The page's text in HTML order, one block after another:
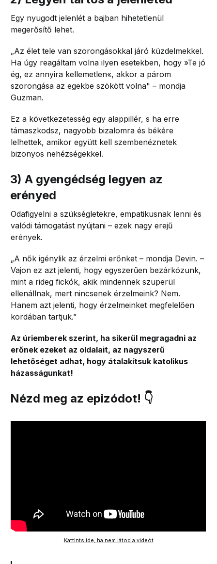
Egy nyugodt jelenlét a bajban hihetetlenül
megerősítő lehet.
„Az élet tele van szorongásokkal járó küzdelmekkel.
Ha úgy reagáltam volna ilyen esetekben, hogy »Te jó
ég, ez annyira kellemetlen«, akkor a párom
szorongása az egekbe szökött volna" – mondja
Guzman.
Ez a következetesség egy alappillér, s ha erre
támaszkodsz, nagyobb bizalomra és békére
lelhettek, amikor együtt kell szembenéznetek
bizonyos nehézségekkel.
3) A gyengédség legyen az
erényed
Odafigyelni a szükségletekre, empatikusnak lenni és
valódi támogatást nyújtani – ezek nagy erejű
erények.
„A nők igénylik az érzelmi erőnket – mondja Devin. –
Vajon ez azt jelenti, hogy egyszerűen bezárkózunk,
mint a rideg fickók, akik mindennek szuperül
ellenállnak, mert nincsenek érzelmeink? Nem.
Hanem azt jelenti, hogy érzelmeinket megfelelően
kordában tartjuk.”
Az úriemberek szerint, ha sikerül megragadni az
erőnek ezeket az oldalait, az nagyszerű
lehetőséget adhat, hogy átalakítsuk katolikus
házasságunkat!
Nézd meg az epizódot! 👇
Kattints ide, ha nem látod a videót